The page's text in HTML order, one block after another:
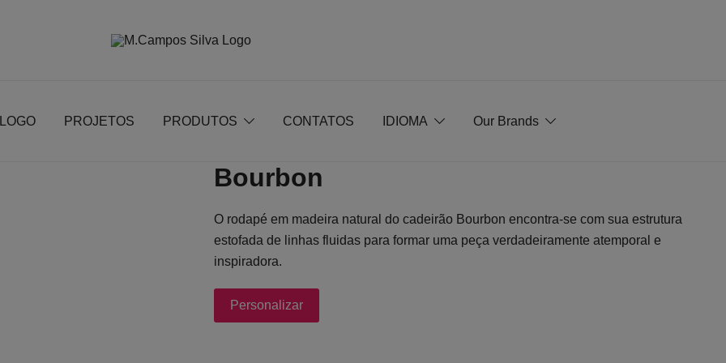
PROJETOS PRODUTOS CONTATOS IDIOMA Our Brands
Bourbon
O rodapé em madeira natural do cadeirão Bourbon encontra-se com sua estrutura
estofada de linhas fluidas para formar uma peça verdadeiramente atemporal e
inspiradora.
Personalizar